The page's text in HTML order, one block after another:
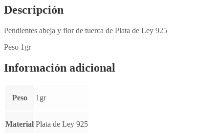
Descripción
Pendientes abeja y flor de tuerca de Plata de Ley 925
Peso 1gr
Información adicional
Peso 1gr
Material Plata de Ley 925